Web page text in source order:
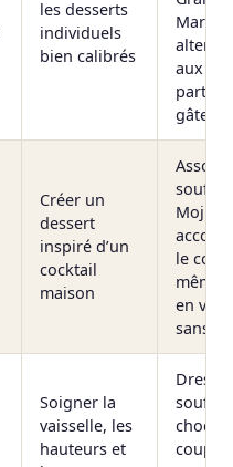
les desserts
individuels
bien calibrés
aux
parts
gâteau
Créer un
dessert
inspiré d’un
cocktail
maison
soufflé
Mojito
accord
le
même
en
sans
Soigner la
vaisselle, les
hauteurs et
soufflé
coupe